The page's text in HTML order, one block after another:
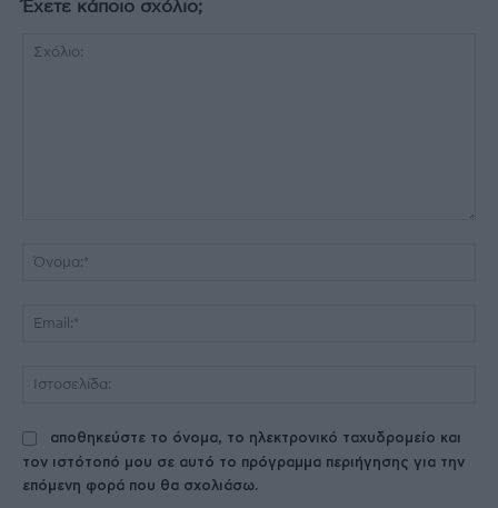
Έχετε κάποιο σχόλιο;
αποθηκεύστε το όνομα, το ηλεκτρονικό ταχυδρομείο και
τον ιστότοπό μου σε αυτό το πρόγραμμα περιήγησης για την
επόμενη φορά που θα σχολιάσω.